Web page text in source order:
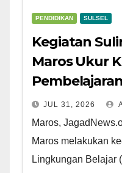
PENDIDIKAN SULSEL
Kegiatan
Maros Ukur
Pembelajaran
JUL 31, 2026
Maros,
Maros melakukan
Lingkungan Belajar